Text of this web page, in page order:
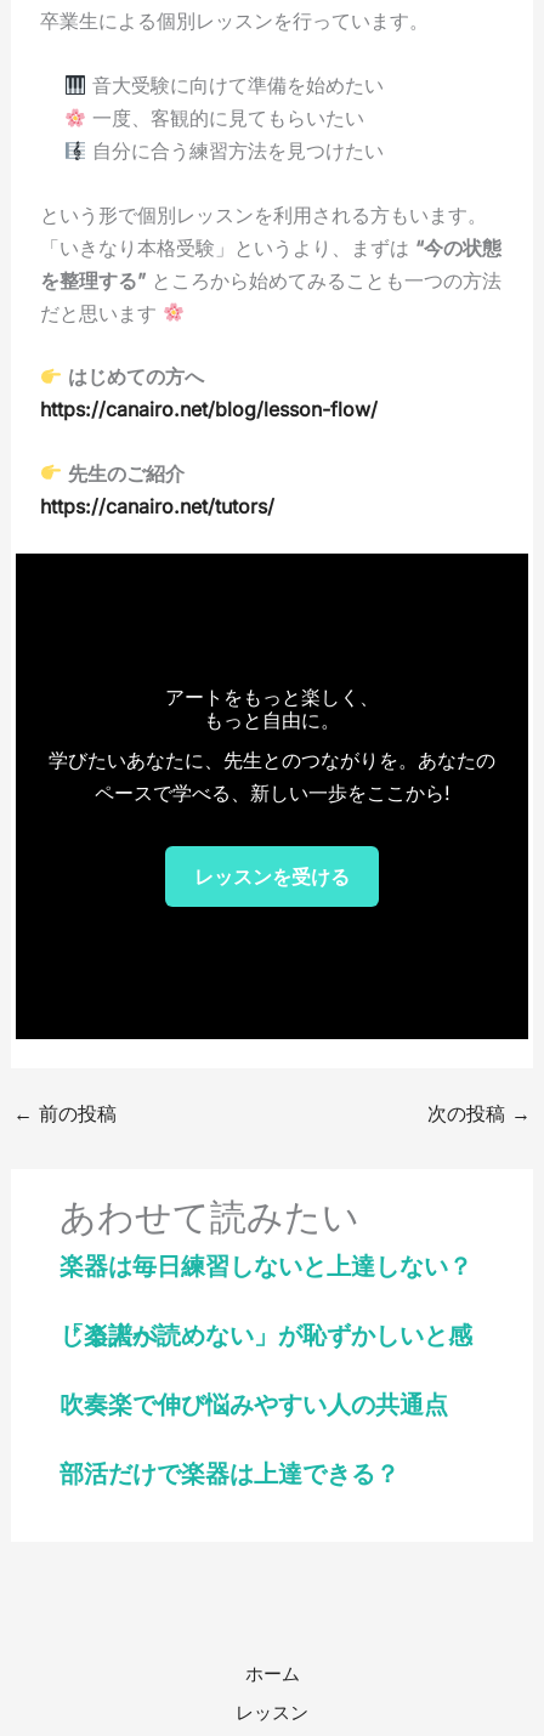
卒業生による個別レッスンを行っています。
音大受験に向けて準備を始めたい
一度、客観的に見てもらいたい
自分に合う練習方法を見つけたい
という形で個別レッスンを利用される方もいます。
「いきなり本格受験」というより、まずは “今の状態
を整理する”ところから始めてみることも一つの方法
だと思います
はじめての方へ
https://canairo.net/blog/lesson-flow/
先生のご紹介
https://canairo.net/tutors/
アートをもっと楽しく、
もっと自由に。
学びたいあなたに、先生とのつながりを。あなたの
ペースで学べる、新しい一歩をここから!
レッスンを受ける
← 前の投稿 次の投稿 →
あわせて読みたい
楽器は毎日練習しないと上達しない？
「楽譜が読めない」が恥ずかしいと感じる人へ
吹奏楽で伸び悩みやすい人の共通点
部活だけで楽器は上達できる？
ホーム
レッスン